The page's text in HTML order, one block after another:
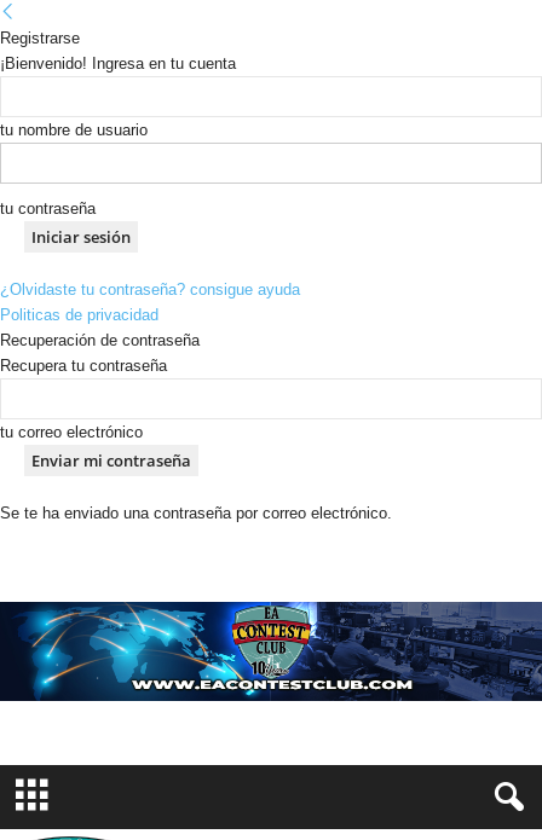
Registrarse
¡Bienvenido! Ingresa en tu cuenta
tu nombre de usuario
tu contraseña
¿Olvidaste tu contraseña? consigue ayuda
Politicas de privacidad
Recuperación de contraseña
Recupera tu contraseña
tu correo electrónico
Se te ha enviado una contraseña por correo electrónico.